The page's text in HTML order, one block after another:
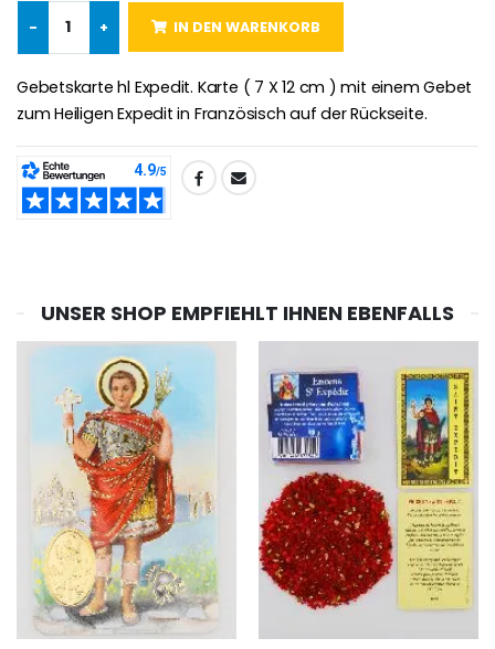
Novenen-Kerze für eine Heilung - 17.5cm
€4.90
6 Kerzen Farbe Weiss
€6.00
- + IN DEN WARENKORB
Gebetskarte hl Expedit. Karte ( 7 X 12 cm ) mit einem Gebet
zum Heiligen Expedit in Französisch auf der Rückseite.
TEILEN:
UNSER SHOP EMPFIEHLT IHNEN EBENFALLS